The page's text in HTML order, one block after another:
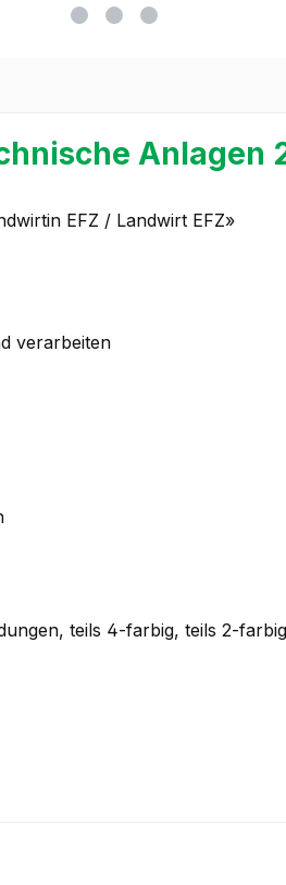
Anlagen
EFZ / Landwirt EFZ»
verarbeiten
teils 4-farbig, teils 2-farbig